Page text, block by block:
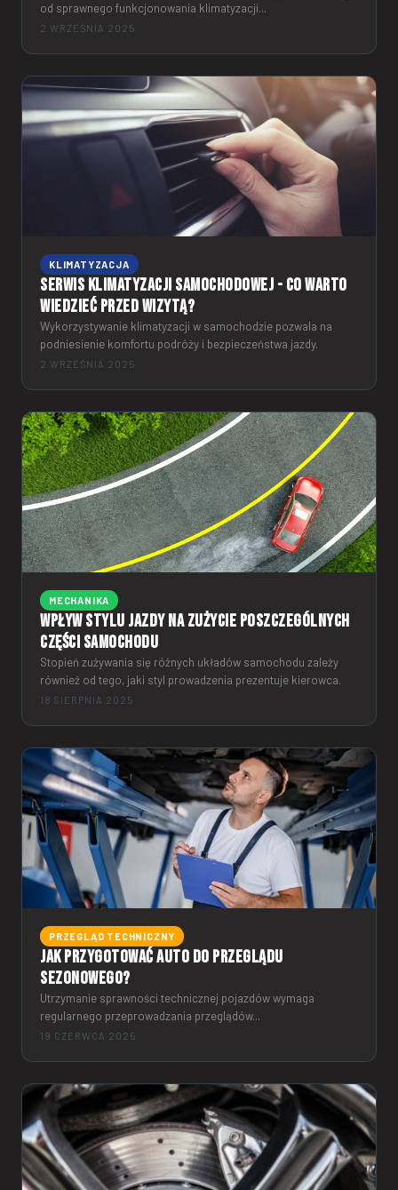
od sprawnego funkcjonowania klimatyzacji...
2 WRZEŚNIA 2025
KLIMATYZACJA
Serwis klimatyzacji samochodowej - co warto
wiedzieć przed wizytą?
Wykorzystywanie klimatyzacji w samochodzie pozwala na
podniesienie komfortu podróży i bezpieczeństwa jazdy.
2 WRZEŚNIA 2025
MECHANIKA
Wpływ stylu jazdy na zużycie poszczególnych
części samochodu
Stopień zużywania się różnych układów samochodu zależy
również od tego, jaki styl prowadzenia prezentuje kierowca.
18 SIERPNIA 2025
PRZEGLĄD TECHNICZNY
Jak przygotować auto do przeglądu
sezonowego?
Utrzymanie sprawności technicznej pojazdów wymaga
regularnego przeprowadzania przeglądów...
19 CZERWCA 2025